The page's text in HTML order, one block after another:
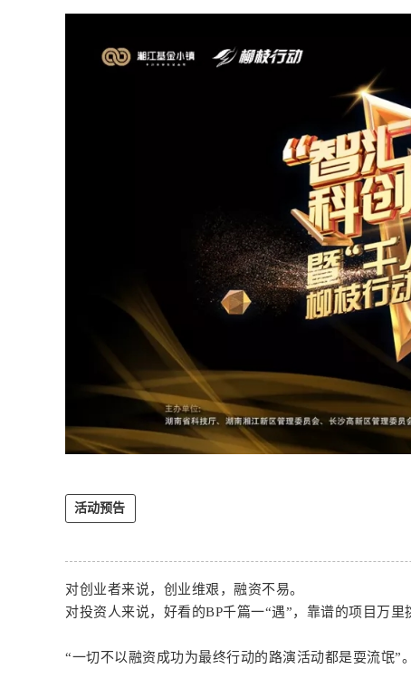
活动预告
对创业者来说，创业维艰，融资不易。
对投资人来说，好看的BP千篇一“遇”，靠谱的项目万
“一切不以融资成功为最终行动的路演活动都是耍流氓”